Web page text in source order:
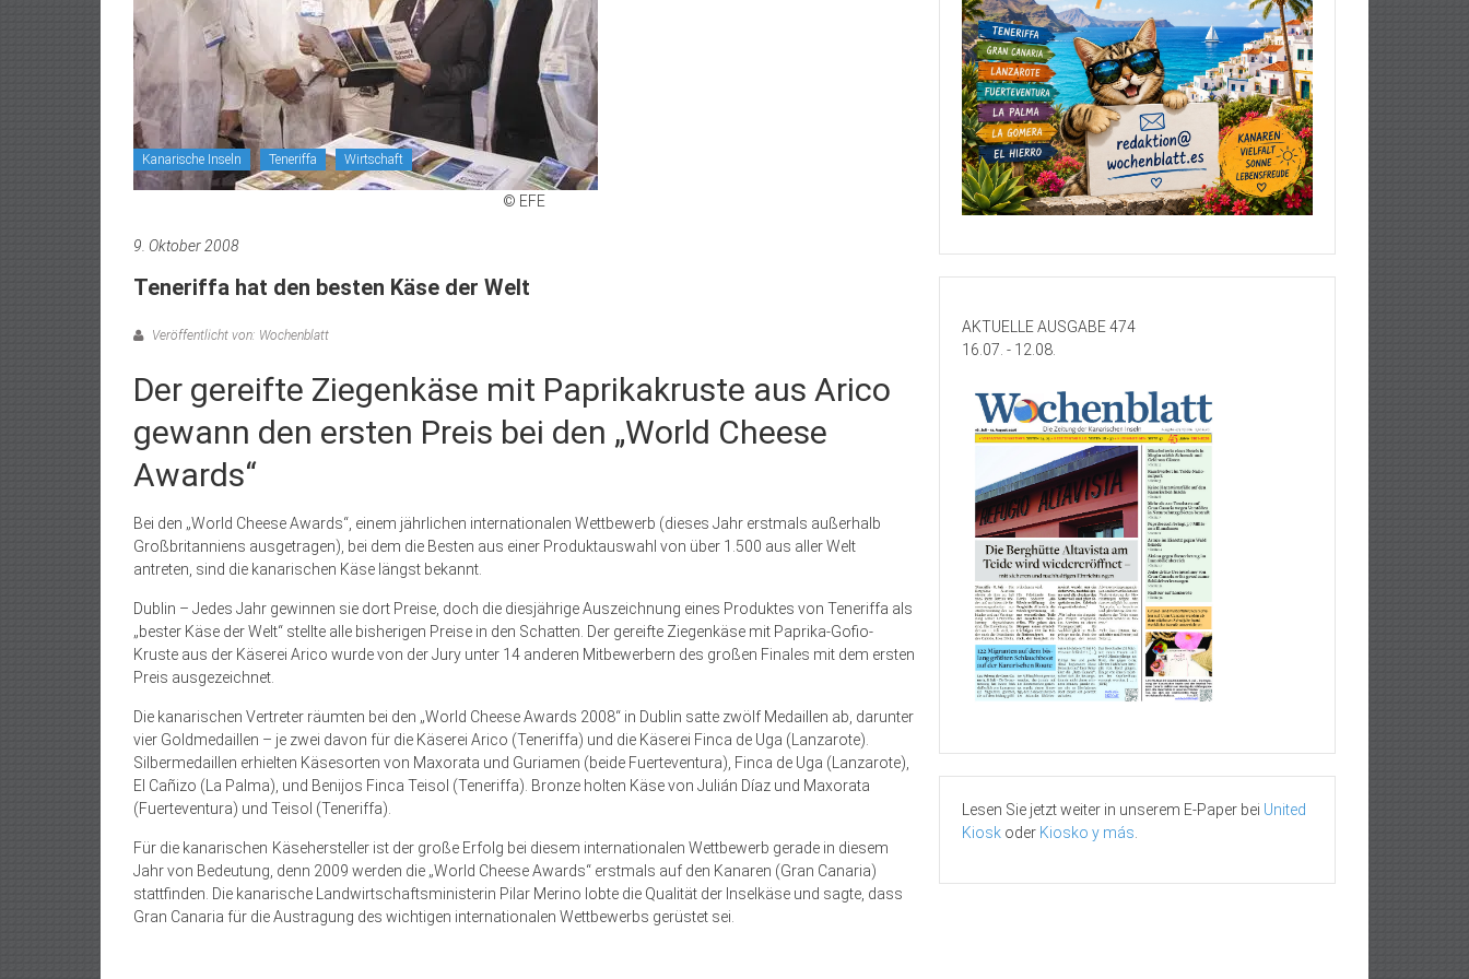
Kanarische Inseln Teneriffa Wirtschaft
© EFE
9. Oktober 2008
Teneriffa hat den besten Käse der Welt
Veröffentlicht von: Wochenblatt
Der gereifte Ziegenkäse mit Paprikakruste aus Arico
gewann den ersten Preis bei den „World Cheese
Awards“
Bei den „World Cheese Awards“, einem jährlichen internationalen Wettbewerb (dieses Jahr erstmals außerhalb
Großbritanniens ausgetragen), bei dem die Besten aus einer Produktauswahl von über 1.500 aus aller Welt
antreten, sind die kanarischen Käse längst bekannt.
Dublin – Jedes Jahr gewinnen sie dort Preise, doch die diesjährige Auszeichnung eines Produktes von Teneriffa als
„bester Käse der Welt“ stellte alle bisherigen Preise in den Schatten. Der gereifte Ziegenkäse mit Paprika-Gofio-
Kruste aus der Käserei Arico wurde von der Jury unter 14 anderen Mitbewerbern des großen Finales mit dem ersten
Preis ausgezeichnet.
Die kanarischen Vertreter räumten bei den „World Cheese Awards 2008“ in Dublin satte zwölf Medaillen ab, darunter
vier Goldmedaillen – je zwei davon für die Käserei Arico (Teneriffa) und die Käserei Finca de Uga (Lanzarote).
Silbermedaillen erhielten Käsesorten von Maxorata und Guriamen (beide Fuerteventura), Finca de Uga (Lanzarote),
El Cañizo (La Palma), und Benijos Finca Teisol (Teneriffa). Bronze holten Käse von Julián Díaz und Maxorata
(Fuerteventura) und Teisol (Teneriffa).
Für die kanarischen Käsehersteller ist der große Erfolg bei diesem internationalen Wettbewerb gerade in diesem
Jahr von Bedeutung, denn 2009 werden die „World Cheese Awards“ erstmals auf den Kanaren (Gran Canaria)
stattfinden. Die kanarische Landwirtschaftsministerin Pilar Merino lobte die Qualität der Inselkäse und sagte, dass
Gran Canaria für die Austragung des wichtigen internationalen Wett­bewerbs gerüstet sei.
AKTUELLE AUSGABE 474
16.07. - 12.08.
Lesen Sie jetzt weiter in unserem E-Paper bei United
Kiosk oder Kiosko y más